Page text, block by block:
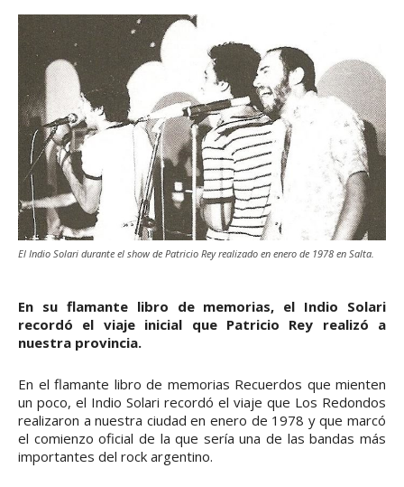
El Indio Solari durante el show de Patricio Rey realizado en enero de 1978 en Salta.
En su flamante libro de memorias, el Indio Solari
recordó el viaje inicial que Patricio Rey realizó a
nuestra provincia.
En el flamante libro de memorias Recuerdos que mienten
un poco, el Indio Solari recordó el viaje que Los Redondos
realizaron a nuestra ciudad en enero de 1978 y que marcó
el comienzo oficial de la que sería una de las bandas más
importantes del rock argentino.